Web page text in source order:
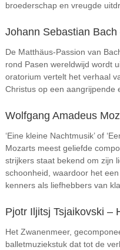
broederschap en vreugde
Johann Sebastian
De Matthäus-Passion van
rond Pasen wereldwijd wordt
oratorium vertelt het verhaal
Christus op een aangrijpende
Wolfgang Amadeus
‘Eine kleine Nachtmusik’ of
Mozarts meest geliefde
strijkers staat bekend om zijn
schoonheid, waardoor het
kenners als liefhebbers van
Pjotr Iljitsj Tsjaikovski –
Het Zwanenmeer,
balletmuziekstuk dat tot de